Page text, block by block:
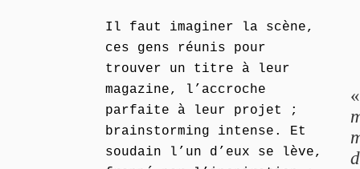
Il faut imaginer la scène,
ces gens réunis pour
trouver un titre à leur
magazine, l’accroche
parfaite à leur projet ;
brainstorming intense. Et
soudain l’un d’eux se lève,